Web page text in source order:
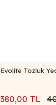
Evolite Tozluk
380,00 TL